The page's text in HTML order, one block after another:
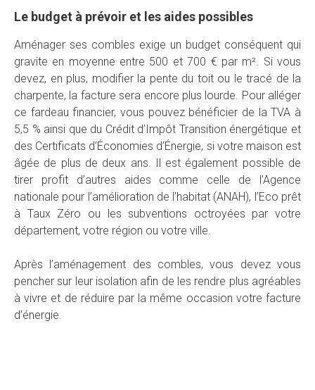
Le budget à prévoir et les aides possibles
Aménager ses combles exige un budget conséquent qui
gravite en moyenne entre 500 et 700 € par m². Si vous
devez, en plus, modifier la pente du toit ou le tracé de la
charpente, la facture sera encore plus lourde. Pour alléger
ce fardeau financier, vous pouvez bénéficier de la TVA à
5,5 % ainsi que du Crédit d’Impôt Transition énergétique et
des Certificats d’Économies d’Énergie, si votre maison est
âgée de plus de deux ans. Il est également possible de
tirer profit d’autres aides comme celle de l’Agence
nationale pour l’amélioration de l’habitat (ANAH), l’Eco prêt
à Taux Zéro ou les subventions octroyées par votre
département, votre région ou votre ville.
Après l’aménagement des combles, vous devez vous
pencher sur leur isolation afin de les rendre plus agréables
à vivre et de réduire par la même occasion votre facture
d’énergie.